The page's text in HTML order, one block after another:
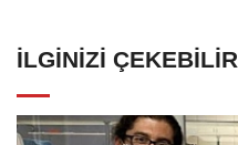
İLGINIZI ÇEKEBILIR